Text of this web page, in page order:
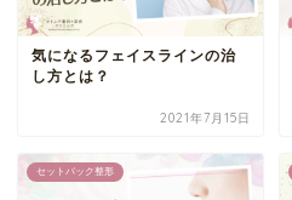
気になるフェイスラインの治
し方とは？
2021年7月15日
セットバック整形